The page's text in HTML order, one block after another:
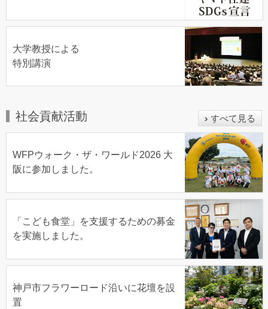
大学教授による
特別講演
社会貢献活動 すべて見る
WFPウォーク・ザ・ワールド2026 大
阪に参加しました。
「こども食堂」を支援するための募金
を実施しました。
神戸市フラワーロード沿いに花壇を設
置